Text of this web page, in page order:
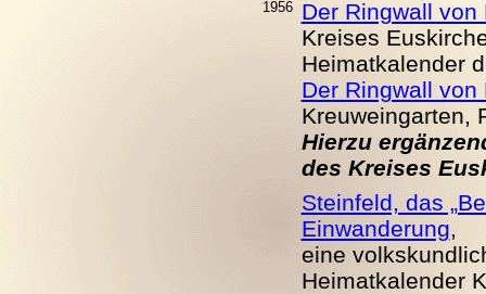
1956
Der Ringwall von
Kreises
Heimatkalender
Der Ringwall von
Kreuweingarten,
Hierzu
des Kreises
Steinfeld, das
Einwanderung,
eine
Heimatkalender